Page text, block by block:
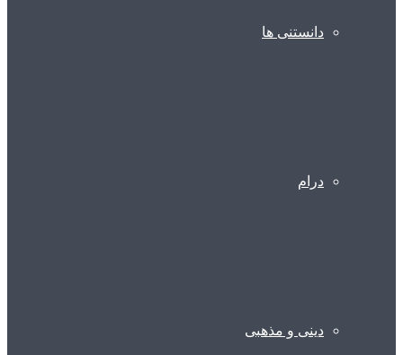
دانستنی ها
درام
دینی و مذهبی